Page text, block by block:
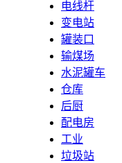
电线杆
变电站
罐装口
输煤场
水泥罐车
仓库
后厨
配电房
工业
垃圾站